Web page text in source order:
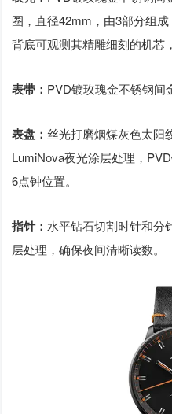
圈，直径42mm，由3部分组
背底可观测其精雕细刻的机芯
表带： PVD镀玫瑰金不锈钢间
表盘：丝光打磨烟煤灰色太阳
LumiNova夜光涂层处理，
6点钟位置。
指针：水平钻石切割时针和分
层处理，确保夜间清晰读数。